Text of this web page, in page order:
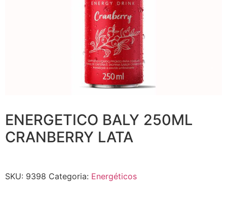
ENERGETICO BALY 250ML
CRANBERRY LATA
SKU: 9398 Categoria: Energéticos